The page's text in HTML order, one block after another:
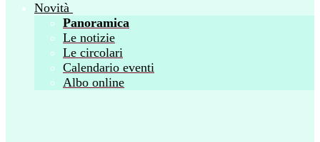
Novità
Panoramica
Le notizie
Le circolari
Calendario eventi
Albo online